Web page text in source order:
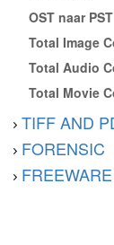
OST naar
Total Image
Total Audio
Total Movie
TIFF AND
FORENSIC
FREEWARE